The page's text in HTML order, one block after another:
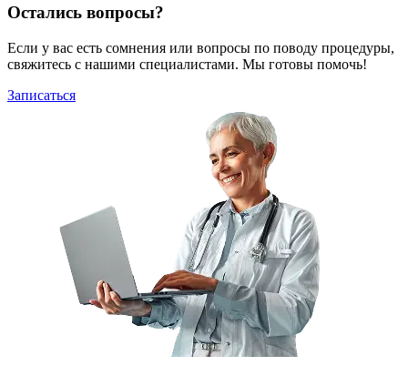
Остались вопросы?
Если у вас есть сомнения или вопросы по поводу процедуры,
свяжитесь с нашими специалистами. Мы готовы помочь!
Записаться